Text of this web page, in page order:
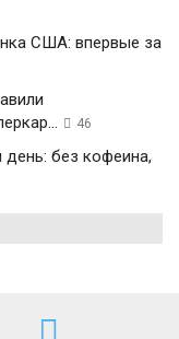
США: впервые за
46
без кофеина,